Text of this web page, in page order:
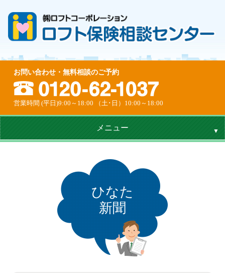
お問い合わせ・無料相談のご予約
営業時間 (平日)9:00～18:00 （土･日）10:00～18:00
メニュー
ひなた
新聞